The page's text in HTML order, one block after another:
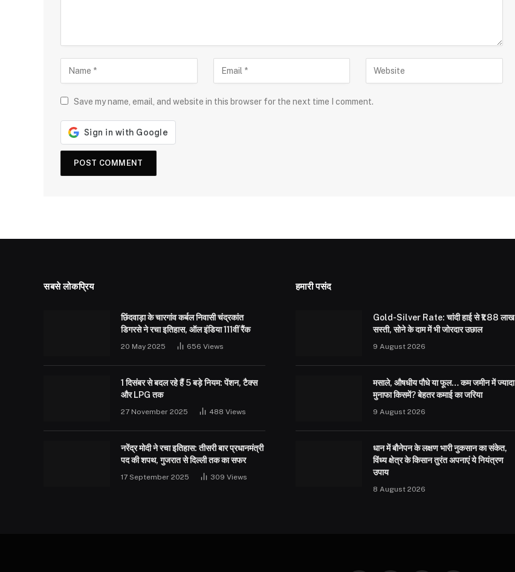
Save my name, email, and website in this browser for the next time I comment.
सबसे लोकप्रिय
छिंदवाड़ा के चारगांव कर्बल निवासी चंद्रकांत
डिगरसे ने रचा इतिहास, ऑल इंडिया 111वीं रैंक
20 May 2025 656 Views
1 दिसंबर से बदल रहे हैं 5 बड़े नियम: पेंशन, टैक्स
और LPG तक
27 November 2025 488 Views
नरेंद्र मोदी ने रचा इतिहास: तीसरी बार प्रधानमंत्री
पद की शपथ, गुजरात से दिल्ली तक का सफर
17 September 2025 309 Views
हमारी पसंद
Gold-Silver Rate: चांदी हाई से ₹1.88 लाख
सस्ती, सोने के दाम में भी जोरदार उछाल
9 August 2026
मसाले, औषधीय पौधे या फूल… कम जमीन में ज्यादा
मुनाफा किसमें? बेहतर कमाई का जरिया
9 August 2026
धान में बौनेपन के लक्षण भारी नुकसान का संकेत,
विंध्य क्षेत्र के किसान तुरंत अपनाएं ये नियंत्रण
उपाय
8 August 2026